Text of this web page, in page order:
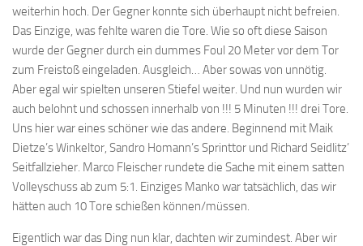
weiterhin hoch. Der Gegner konnte sich überhaupt nicht befreien.
Das Einzige, was fehlte waren die Tore. Wie so oft diese Saison
wurde der Gegner durch ein dummes Foul 20 Meter vor dem Tor
zum Freistoß eingeladen. Ausgleich… Aber sowas von unnötig.
Aber egal wir spielten unseren Stiefel weiter. Und nun wurden wir
auch belohnt und schossen innerhalb von !!! 5 Minuten !!! drei Tore.
Uns hier war eines schöner wie das andere. Beginnend mit Maik
Dietze’s Winkeltor, Sandro Homann’s Sprinttor und Richard Seidlitz’
Seitfallzieher. Marco Fleischer rundete die Sache mit einem satten
Volleyschuss ab zum 5:1. Einziges Manko war tatsächlich, das wir
hätten auch 10 Tore schießen können/müssen.
Eigentlich war das Ding nun klar, dachten wir zumindest. Aber wir